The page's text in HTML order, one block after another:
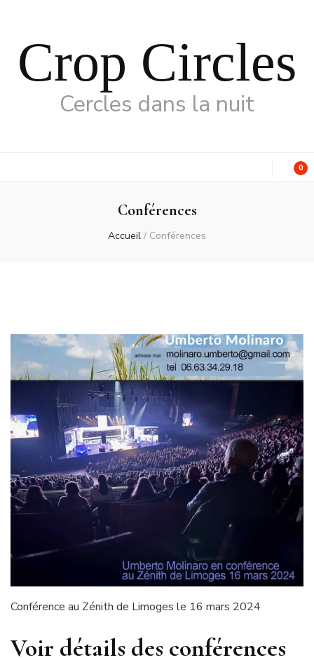
Crop Circles
Cercles dans la nuit
0
Conférences
Accueil / Conférences
Conférence au Zénith de Limoges le 16 mars 2024
Voir détails des conférences